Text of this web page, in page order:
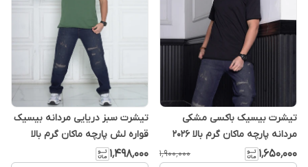
تیشرت بیسیک باکسی مشکی
مردانه پارچه ماکان گرم بالا 2026
۱٬۶۵۰٬۰۰۰ ۱٬۹۰۰٬۰۰۰
تیشرت سبز دریایی مردانه بیسیک
قواره لش پارچه ماکان گرم بالا
۱٬۴۹۸٬۰۰۰